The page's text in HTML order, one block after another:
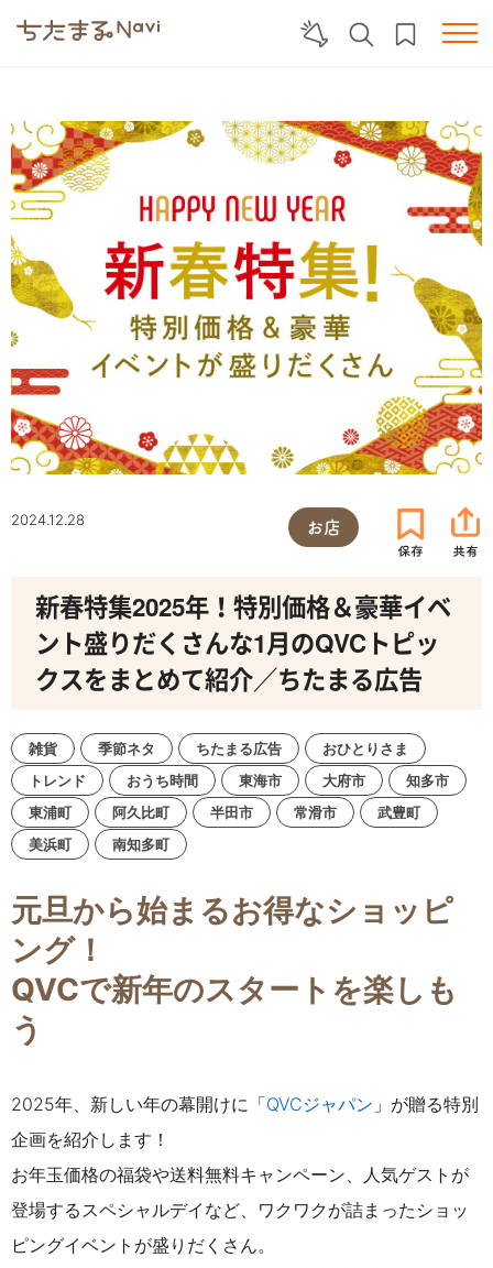
2024.12.28 お店
新春特集2025年！特別価格＆豪華イベ
ント盛りだくさんな1月のQVCトピッ
クスをまとめて紹介／ちたまる広告
雑貨 季節ネタ ちたまる広告
おひとりさま
トレンド
おうち時間 東海市 大府市
知多市
東浦町
阿久比町 半田市 常滑市
武豊町
美浜町
南知多町
元旦から始まるお得なショッピ
ング！
QVCで新年のスタートを楽しも
う
2025年、新しい年の幕開けに 「QVCジャパン 」 が贈る特別
企画を紹介します！
お年玉価格の福袋や送料無料キャンペーン、人気ゲストが
登場するスペシャルデイなど、ワクワクが詰まったショッ
ピングイベントが盛りだくさん。